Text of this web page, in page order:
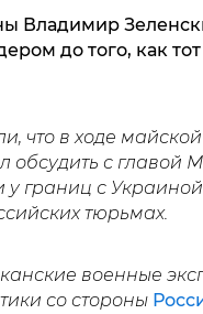
Владимир
до того, как
что в ходе майской
обсудить с
границ с
тюрьмах.
военные
со стороны